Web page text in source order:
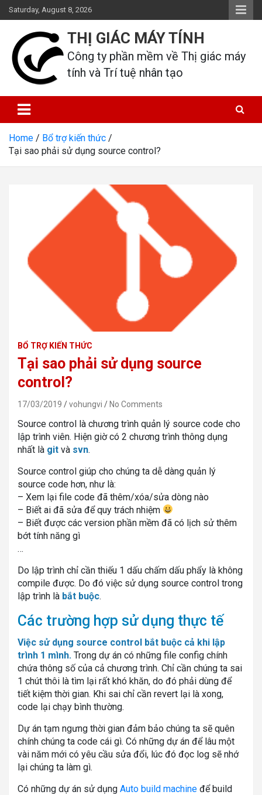
Skip
to
content
Saturday, August 8, 2026
THỊ GIÁC MÁY TÍNH
Công ty phần mềm về Thị giác máy
tính và Trí tuệ nhân tạo
Home
Bổ trợ kiến thức
Tại sao phải sử dụng source control?
BỔ TRỢ KIẾN THỨC
Tại sao phải sử dụng source
control?
17/03/2019 vohungvi No Comments
Source control là chương trình quản lý source code cho
lập trình viên. Hiện giờ có 2 chương trình thông dụng
nhất là git và svn.
Source control giúp cho chúng ta dễ dàng quản lý
source code hơn, như là:
– Xem lại file code đã thêm/xóa/sửa dòng nào
– Biết ai đã sửa để quy trách nhiệm
– Biết được các version phần mềm đã có lịch sử thêm
bớt tính năng gì
…
Do lập trình chỉ cần thiếu 1 dấu chấm dấu phẩy là không
compile được. Do đó việc sử dụng source control trong
lập trình là bắt buộc.
Các trường hợp sử dụng thực tế
Việc sử dụng source control bắt buộc cả khi lập
trình 1 mình. Trong dự án có những file config chính
chứa thông số của cả chương trình. Chỉ cần chúng ta sai
1 chút thôi là tìm lại rất khó khăn, do đó phải dùng để
tiết kiệm thời gian. Khi sai chỉ cần revert lại là xong,
code lại chạy bình thường.
Dự án tạm ngưng thời gian đảm bảo chúng ta sẽ quên
chính chúng ta code cái gì. Có những dự án để lâu một
vài năm mới có yêu cầu sửa đổi, lúc đó đọc log sẽ nhớ
lại chúng ta làm gì.
Có những dự án sử dụng Auto build machine để build